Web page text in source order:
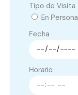
Tipo de Visita
En Persona
Fecha
Horario